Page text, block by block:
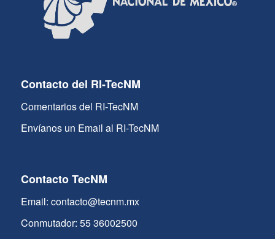
Contacto del RI-TecNM
Comentarios del RI-TecNM
Envíanos un Email al RI-TecNM
Contacto TecNM
Email: contacto@tecnm.mx
Conmutador: 55 36002500